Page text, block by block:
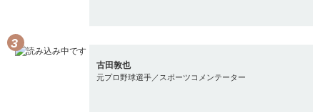
古田敦也
元プロ野球選手／スポーツコメンテーター